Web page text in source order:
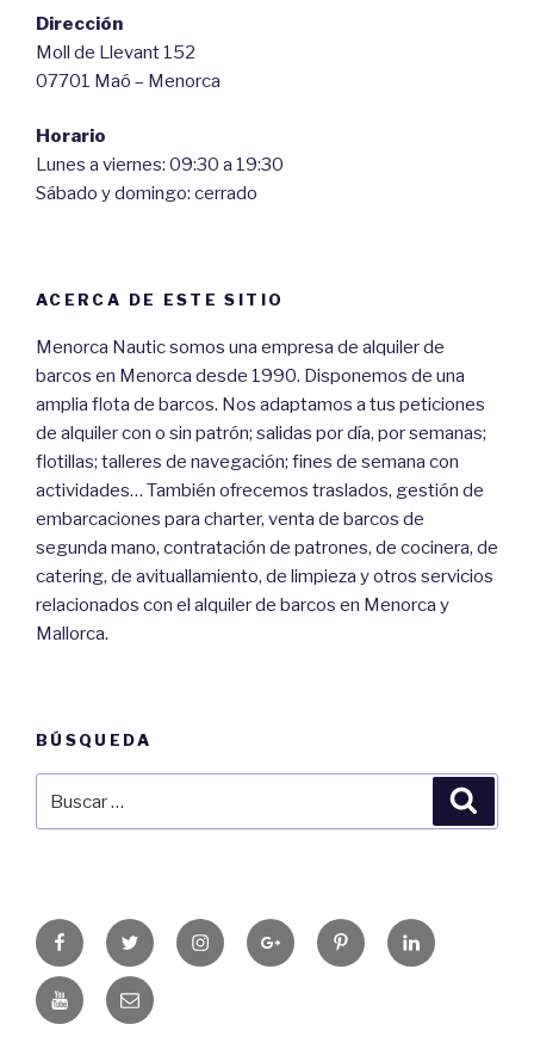
Dirección
Moll de Llevant 152
07701 Maó – Menorca
Horario
Lunes a viernes: 09:30 a 19:30
Sábado y domingo: cerrado
ACERCA DE ESTE SITIO
Menorca Nautic somos una empresa de alquiler de
barcos en Menorca desde 1990. Disponemos de una
amplia flota de barcos. Nos adaptamos a tus peticiones
de alquiler con o sin patrón; salidas por día, por semanas;
flotillas; talleres de navegación; fines de semana con
actividades… También ofrecemos traslados, gestión de
embarcaciones para charter, venta de barcos de
segunda mano, contratación de patrones, de cocinera, de
catering, de avituallamiento, de limpieza y otros servicios
relacionados con el alquiler de barcos en Menorca y
Mallorca.
BÚSQUEDA
FacebookTwitter InstagramGoogle+PinterestLinkedIn
YoutubeCorreo
electrónico